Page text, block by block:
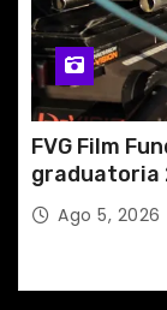
FVG Film
graduatoria
Ago 5, 2026